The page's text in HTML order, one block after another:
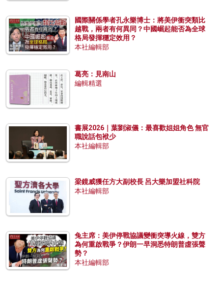
國際關係學者孔永樂博士：將美伊衝突類比
越戰，兩者有何異同？中國崛起能否為全球
格局發揮穩定效用？
本社編輯部
葛亮：見南山
編輯精選
書展2026｜葉劉淑儀：最喜歡姐姐角色 無官
職說話包袱少
本社編輯部
梁鏡威獲任方大副校長 呂大樂加盟社科院
本社編輯部
兔主席：美伊停戰協議變衝突導火線，雙方
為何重啟戰爭？伊朗一早洞悉特朗普虛張聲
勢？
本社編輯部